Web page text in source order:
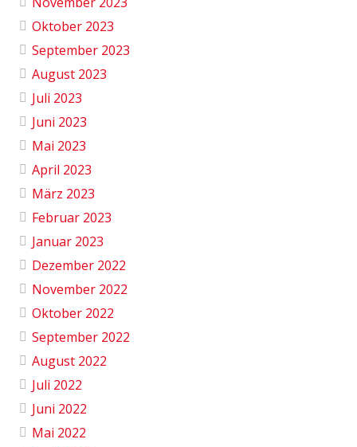
Oktober 2023
September 2023
August 2023
Juli 2023
Juni 2023
Mai 2023
April 2023
März 2023
Februar 2023
Januar 2023
Dezember 2022
November 2022
Oktober 2022
September 2022
August 2022
Juli 2022
Juni 2022
Mai 2022